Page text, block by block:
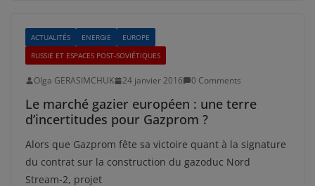
ACTUALITÉS ENERGIE
EUROPE
RUSSIE ET ESPACES POST-SOVIÉTIQUES
Olga GERASIMCHUK 24 janvier 2016 0 Comments
Le marché gazier européen : une terre
d’incertitudes pour Gazprom ?
Alors que Gazprom fête sa victoire quant à la signature
du contrat sur la construction du gazoduc Nord
Stream-2, projet